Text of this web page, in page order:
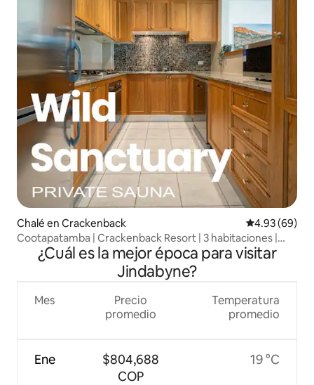
Chalé en Crackenback Calificación
4.93 (69)
Cootapatamba | Crackenback Resort | 3 habitaciones |
Sauna¿Cuál es la mejor época para visitar
Jindabyne?
Mes
Ene
Precio
promedio
$804,688
COP
Temperatura
promedio
19 °C